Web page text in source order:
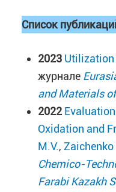
Список
2023 Utilization
журнале
and Materials
2022
Oxidation and
M.V., Zaichenko
Chemico-
Farabi Kazakh